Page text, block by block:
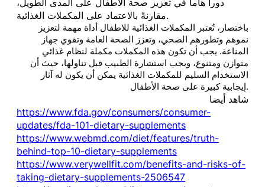
مقارنةً بالاعتماد على المكملات الغذائية.
باختصار، تُعتبر المكملات الغذائية للاطفال أداة مهمة لتعزيز
نموهم وتطورهم الصحي، وتعزز الصحة العامة وتقوي جهاز
المناعة. يجب أن تكون هذه المكملات مكملة لنظام غذائي
متوازن ومتنوع، ويجب استشارة الطبيب قبل تناولها، حيث أن
الاستخدام السليم للمكملات الغذائية يمكن أن يكون له آثار
إيجابية كبيرة على صحة الأطفال.
شاهد أيضا
https://www.fda.gov/consumers/consumer-
updates/fda-101-dietary-supplements
https://www.webmd.com/diet/features/truth-
behind-top-10-dietary-supplements
https://www.verywellfit.com/benefits-and-risks-of-
taking-dietary-supplements-2506547